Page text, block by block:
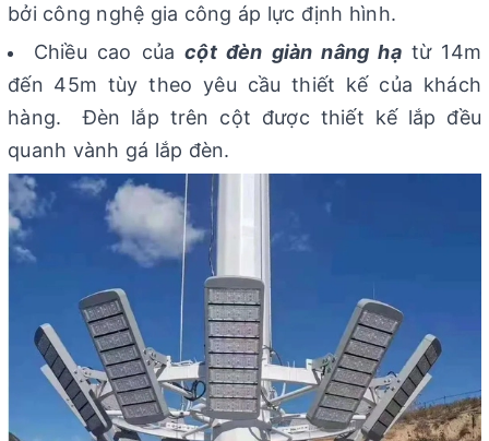
bởi công nghệ gia công áp lực định hình.
Chiều cao củacột đèn giàn nâng hạtừ 14m
đến 45m tùy theo yêu cầu thiết kế của khách
hàng. Đèn lắp trên cột được thiết kế lắp đều
quanh vành gá lắp đèn.